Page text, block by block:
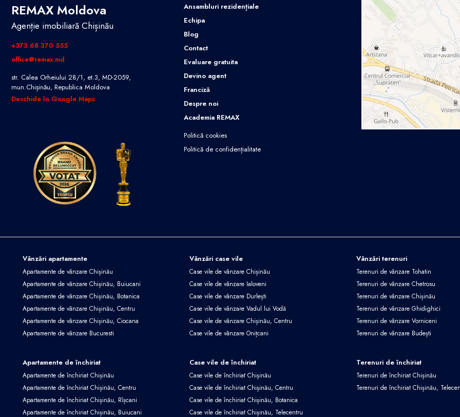
REMAX Moldova
Agenție imobiliară Chișinău
+373 68 370 555
office@remax.md
str. Calea Orheiului 28/1, et.3, MD-2059,
mun.Chișinău, Republica Moldova
Deschide în Google Maps
Ansambluri rezidențiale
Echipa
Blog
Contact
Evaluare gratuita
Devino agent
Franciză
Despre noi
Academia REMAX
Politică cookies
Politică de confidențialitate
Vânzări apartamente
Apartamente de vânzare Chișinău
Apartamente de vânzare Chișinău, Buiucani
Apartamente de vânzare Chișinău, Botanica
Apartamente de vânzare Chișinău, Centru
Apartamente de vânzare Chișinău, Ciocana
Apartamente de vânzare Bucuresti
Vânzări case vile
Case vile de vânzare Chișinău
Case vile de vânzare Ialoveni
Case vile de vânzare Durlești
Case vile de vânzare Vadul lui Vodă
Case vile de vânzare Chișinău, Centru
Case vile de vânzare Onițcani
Vânzări terenuri
Terenuri de vânzare Tohatin
Terenuri de vânzare Chetrosu
Terenuri de vânzare Chișinău
Terenuri de vânzare Ghidighici
Terenuri de vânzare Vorniceni
Terenuri de vânzare Budești
Apartamente de închiriat
Apartamente de închiriat Chișinău
Apartamente de închiriat Chișinău, Centru
Apartamente de închiriat Chișinău, Rîșcani
Apartamente de închiriat Chișinău, Buiucani
Case vile de închiriat
Case vile de închiriat Chișinău
Case vile de închiriat Chișinău, Centru
Case vile de închiriat Chișinău, Botanica
Case vile de închiriat Chișinău, Telecentru
Terenuri de închiriat
Terenuri de închiriat Chișinău
Terenuri de închiriat Chișinău,